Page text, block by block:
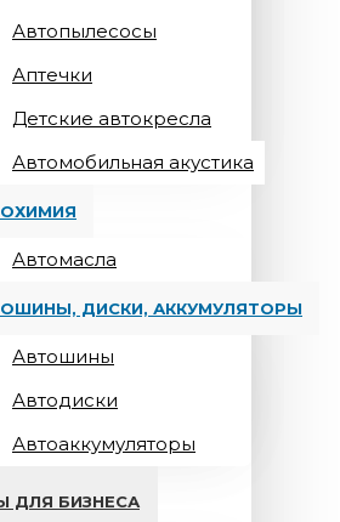
Автопылесосы
Аптечки
Детские автокресла
Автомобильная акустика
Автомасла
ДИСКИ, АККУМУЛЯТОРЫ
Автошины
Автодиски
Автоаккумуляторы
ДЛЯ БИЗНЕСА